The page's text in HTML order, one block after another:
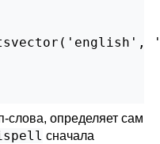
слова, определяет сам
сначала